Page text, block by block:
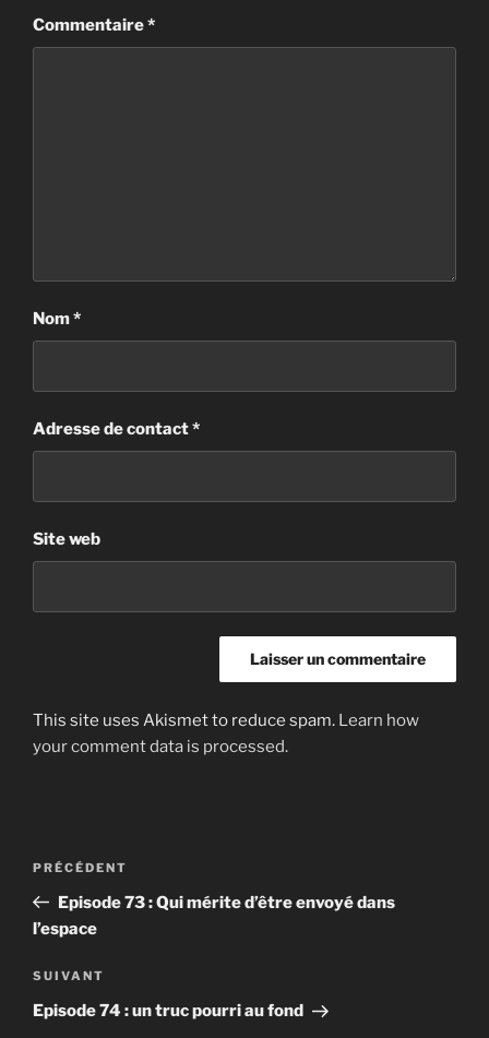
Commentaire*
Nom*
Adresse de contact*
Site web
This site uses Akismet to reduce spam. Learn how
your comment data is processed.
Post
Article
précédent
PRÉCÉDENT
Episode 73 : Qui mérite d’être envoyé dans
l’espace
Article
suivant
SUIVANT
Episode 74 : un truc pourri au fond